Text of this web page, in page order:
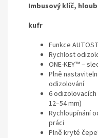
Imbusový klíč,
kufr
Funkce
Rychlost
ONE-KEY™ –
Plně
odizolování
6 odizolovacích
12–54 mm)
Rychloupínání
práci
Plně kryté